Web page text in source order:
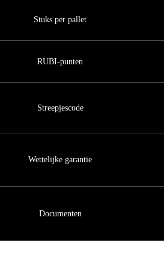
Stuks per pallet
RUBI-punten
Streepjescode
Wettelijke garantie
Documenten